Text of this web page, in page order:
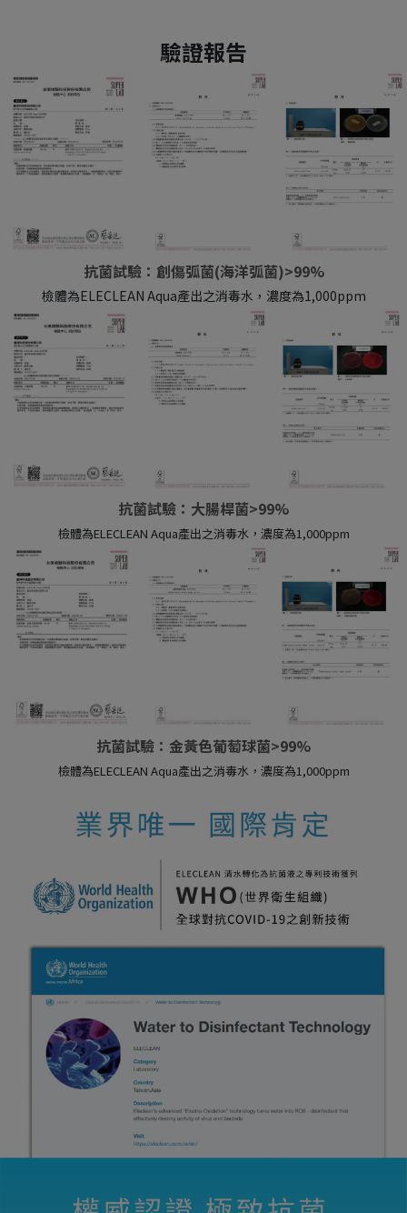
驗證報告
抗菌試驗：創傷弧菌(海洋弧菌)>99%
檢體為ELECLEAN Aqua產出之消毒水，濃度為1,000ppm
抗菌試驗：大腸桿菌>99%
檢體為ELECLEAN Aqua產出之消毒水，濃度為1,000ppm
抗菌試驗：金黃色葡萄球菌>99%
檢體為ELECLEAN Aqua產出之消毒水，濃度為1,000ppm